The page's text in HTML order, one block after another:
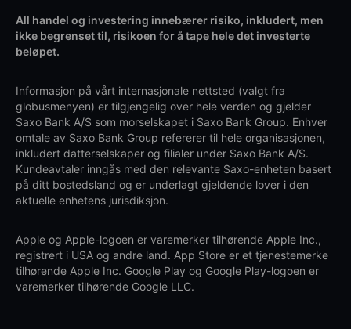
All handel og investering innebærer risiko, inkludert, men
ikke begrenset til, risikoen for å tape hele det investerte
beløpet.
Informasjon på vårt internasjonale nettsted (valgt fra
globusmenyen) er tilgjengelig over hele verden og gjelder
Saxo Bank A/S som morselskapet i Saxo Bank Group. Enhver
omtale av Saxo Bank Group refererer til hele organisasjonen,
inkludert datterselskaper og filialer under Saxo Bank A/S.
Kundeavtaler inngås med den relevante Saxo-enheten basert
på ditt bostedsland og er underlagt gjeldende lover i den
aktuelle enhetens jurisdiksjon.
Apple og Apple-logoen er varemerker tilhørende Apple Inc.,
registrert i USA og andre land. App Store er et tjenestemerke
tilhørende Apple Inc. Google Play og Google Play-logoen er
varemerker tilhørende Google LLC.